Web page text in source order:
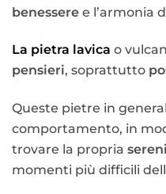
benessere e l’armonia
La pietra lavica o
pensieri, soprattutto
Queste pietre in
comportamento, in
trovare la propria
momenti più difficili